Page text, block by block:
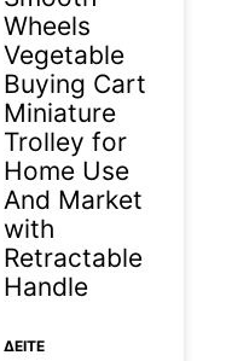
Wheels
Vegetable
Buying Cart
Miniature
Trolley for
Home Use
And Market
with
Retractable
Handle
ΔΕΊΤΕ